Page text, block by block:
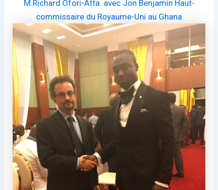
M.Richard Ofori-Atta avec Jon Benjamin Haut-
commissaire du Royaume-Uni au Ghana